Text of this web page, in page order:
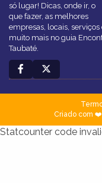
só lugar! Dicas, onde ir, o
que fazer, as melhores
empresas, locais, serviços
muito mais no guia
Taubaté.
Criado com ❤️
Statcounter code